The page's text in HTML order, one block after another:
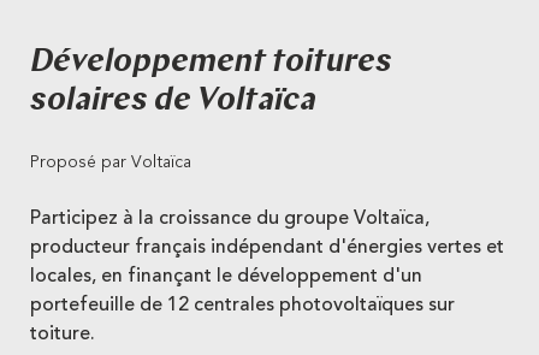
Développement toitures
solaires de Voltaïca
Proposé par Voltaïca
Participez à la croissance du groupe Voltaïca,
producteur français indépendant d'énergies vertes et
locales, en finançant le développement d'un
portefeuille de 12 centrales photovoltaïques sur
toiture.